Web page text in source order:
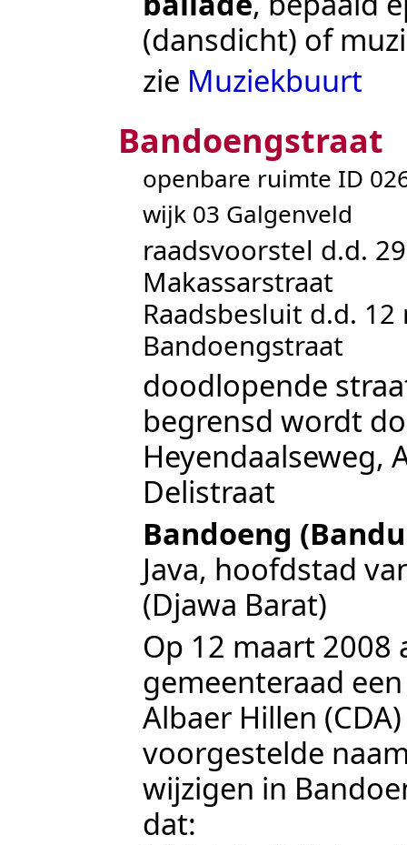
(dansdicht) of
zie Muziekbuurt
Bandoengstraat
openbare ruimte ID
wijk 03 Galgenveld
raadsvoorstel d.d.
Makassarstraat
Raadsbesluit d.d.
Bandoengstraat
doodlopende
begrensd wordt
Heyendaalseweg,
Delistraat
Bandoeng
Java, hoofdstad
(Djawa Barat)
Op 12 maart 2008
gemeenteraad
Albaer Hillen
voorgestelde
wijzigen in
dat: